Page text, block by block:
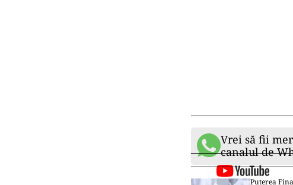
Vrei să fii
canalul de
Puterea